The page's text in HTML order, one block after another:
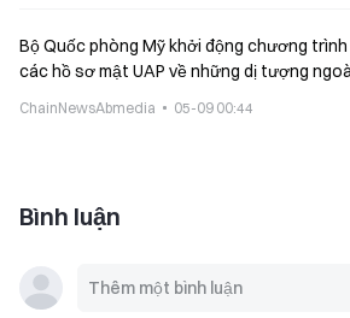
Bộ Quốc phòng Mỹ khởi động chương
các hồ sơ mật UAP về những dị tượng
ChainNewsAbmedia 05-09 00:44
Bình luận